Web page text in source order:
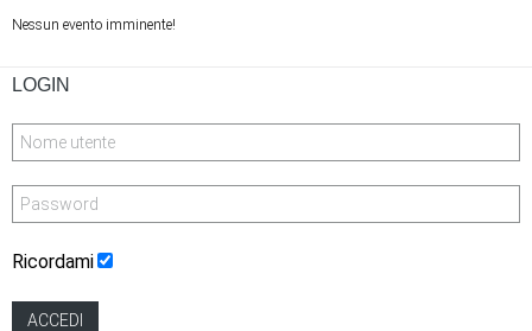
Nessun evento imminente!
LOGIN
Ricordami
ACCEDI